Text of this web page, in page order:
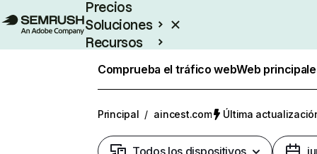
Precios
Soluciones
Recursos
Comprueba el tráfico webWeb
Principal / aincest.com Última
Todos los dispositivos